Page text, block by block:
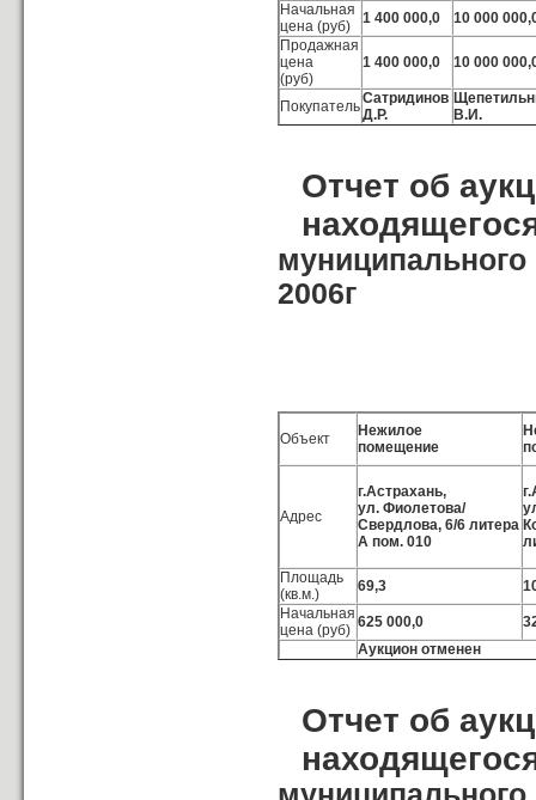
Начальная
цена (руб)
1 400 000,0
10 000
Продажная
цена
(руб)
1 400 000,0 10 000
ПокупательСатридинов
Д.Р.
В.И.
Отчет об
муниципального
2006г
Объект
Нежилое
помещение
Адрес
г.Астрахань,
ул. Фиолетова/
Свердлова, 6/6 литера
А пом. 010
Площадь
(кв.м.)
69,3
Начальная
цена (руб) 625 000,0
Аукцион отменен
Отчет об